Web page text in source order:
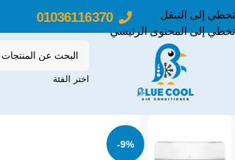
تخطي إلى التنقل
تخطي إلى المحتوى الرئيسي
01036116370
اختر الفئة
-9%